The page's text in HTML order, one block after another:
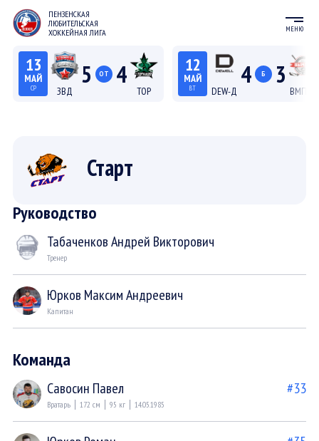
ПЕНЗЕНСКАЯ
ЛЮБИТЕЛЬСКАЯ
ХОККЕЙНАЯ ЛИГА
МЕНЮ
13
МАЙ
СР ЗВД
5 ОТ 4
ТОР
12
МАЙ
ВТ DEW-Д
4 Б 3
ВМП-Д
Старт
Руководство
Табаченков Андрей Викторович
Тренер
Юрков Максим Андреевич
Капитан
Команда
Савосин Павел #33
Вратарь 172 см 95 кг 14.05.1985